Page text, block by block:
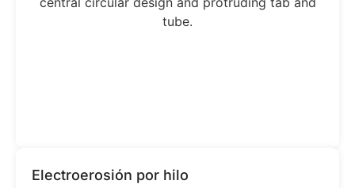
Electroerosión por hilo